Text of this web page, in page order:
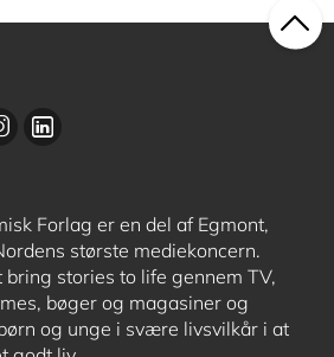
Forlag er en del af Egmont,
største mediekoncern.
bring stories to life gennem TV,
bøger og magasiner og
og unge i svære livsvilkår i at